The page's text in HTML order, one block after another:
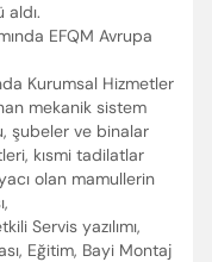
aldı.
EFQM Avrupa
Kurumsal Hizmetler
mekanik sistem
şubeler ve binalar
kısmi tadilatlar
olan mamullerin
Servis yazılımı,
Eğitim, Bayi Montaj